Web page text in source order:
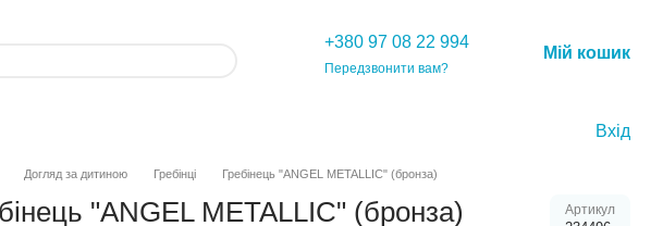
+380 97 08 22 994
Передзвонити вам?
Мій кошик
Вхід
Догляд за дитиною Гребінці Гребінець "ANGEL METALLIC" (бронза)
"ANGEL METALLIC" (бронза) Артикул